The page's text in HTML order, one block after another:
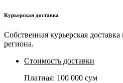
Курьерская доставка
Собственная курьерская
региона.
Стоимость доставки
Платная: 100 000 сум